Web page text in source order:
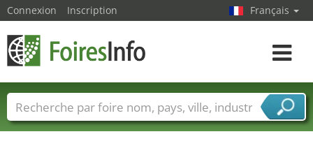
Connexion Inscription Français
Toggle
Foire noms Pays Villes
Secteurs de foire